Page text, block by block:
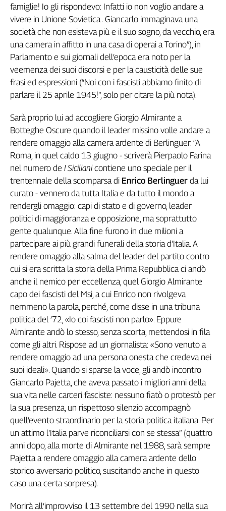
trasmissioni
tv
Work
in
Progress
L'Italia
nel
Lavoro
Territori
Abruzzo-
Molise
Alto
Adige
Basilicata
Calabria
Campania
Emilia-
Romagna
Friuli
Venezia
Giulia
Lazio
Liguria
Lombardia
Piemonte
Sardegna
Sicilia
Toscana
Trentino
Umbria
Valle
D'Aosta
Veneto
Archivio
Storico
1955-
famiglie! Io gli rispondevo: Infatti io non voglio andare a
vivere in Unione Sovietica . Giancarlo immaginava una
societàche non esisteva più e il suo sogno, da vecchio, era
una camera in affitto in una casa di operai a Torino”), in
Parlamento e sui giornali dell’epoca era noto per la
veemenza dei suoi discorsi e per lacausticità delle sue
frasi ed espressioni (“Noi con i fascisti abbiamo finito di
parlare il 25 aprile 1945!”, solo per citare la più nota).
Sarà proprio lui ad accogliere Giorgio Almirante a
Botteghe Oscure quando il leader missino volle andare a
rendere omaggio alla camera ardente di Berlinguer. “A
Roma, in quel caldo 13 giugno - scriverà Pierpaolo Farina
nel numero de I Sicilianicontiene uno speciale per il
trentennale della scomparsa di Enrico Berlinguer da lui
curato - vennero da tutta Italia e da tutto il mondo a
rendergli omaggio: capi di stato e di governo, leader
politici di maggioranza e opposizione, ma soprattutto
gente qualunque. Alla fine furono in due milioni a
partecipare ai più grandi funerali della storia d’Italia. A
rendere omaggio alla salma del leader del partito contro
cui si era scritta la storia della Prima Repubblica ci andò
anche il nemico per eccellenza, quel Giorgio Almirante
capo dei fascisti del Msi, a cui Enrico non rivolgeva
nemmeno la parola, perché, come disse in una tribuna
politica del ’72, «Io coi fascisti non parlo». Eppure
Almirante andò lo stesso, senza scorta, mettendosi in fila
come gli altri. Rispose ad un giornalista: «Sono venuto a
rendere omaggio ad una persona onesta che credeva nei
suoi ideali». Quando si sparse la voce, gli andò incontro
Giancarlo Pajetta, che aveva passato i migliori anni della
sua vita nelle carceri fasciste: nessuno fiatò o protestò per
la sua presenza, un rispettoso silenzio accompagnò
quell’evento straordinario per la storia politica italiana. Per
un attimo l’Italia parve riconciliarsi con se stessa” (quattro
anni dopo, alla morte di Almirante nel 1988, sarà sempre
Pajetta a rendere omaggio alla camera ardente dello
storico avversario politico, suscitando anche in questo
caso una certa sorpresa).
Morirà all’improvviso il 13 settembre del 1990 nella sua